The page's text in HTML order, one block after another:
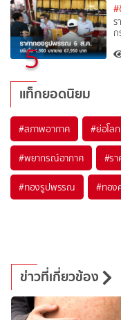
5
ร
ก
แท็กยอดนิยม
#สภาพอากาศ #ย่อโล
#พยากรณ์อากาศ #ร
#ทองรูปพรรณ #ทอง
ข่าวที่เกี่ยวข้อง